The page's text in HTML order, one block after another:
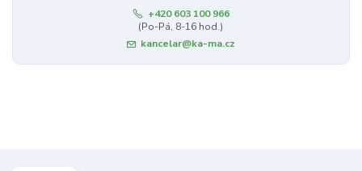
+420 603 100 966
(Po-Pá, 8-16 hod.)
kancelar@ka-ma.cz